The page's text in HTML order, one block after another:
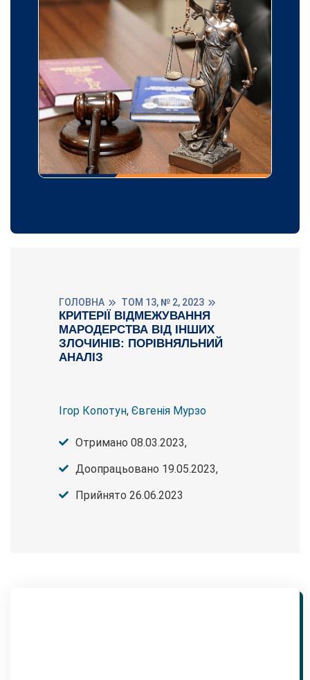
ГОЛОВНА ТОМ 13, № 2, 2023
КРИТЕРІЇ ВІДМЕЖУВАННЯ
МАРОДЕРСТВА ВІД ІНШИХ
ЗЛОЧИНІВ: ПОРІВНЯЛЬНИЙ
АНАЛІЗ
Ігор Копотун, Євгенія Мурзо
Отримано 08.03.2023,
Доопрацьовано 19.05.2023,
Прийнято 26.06.2023